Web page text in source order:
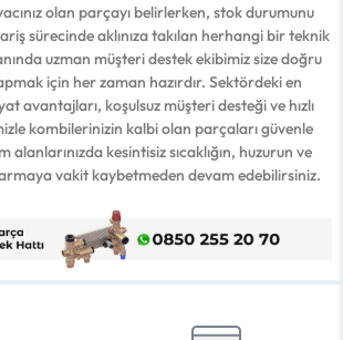
olan parçayı belirlerken, stok durumunu
sürecinde aklınıza takılan herhangi bir teknik
uzman müşteri destek ekibimiz size doğru
için her zaman hazırdır. Sektördeki en
avantajları, koşulsuz müşteri desteği ve hızlı
kombilerinizin kalbi olan parçaları güvenle
alanlarınızda kesintisiz sıcaklığın, huzurun ve
vakit kaybetmeden devam edebilirsiniz.